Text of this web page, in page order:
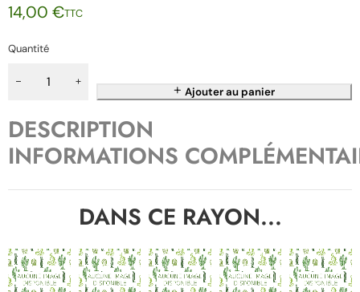
14,00 €TTC
Quantité
Ajouter au panier
DESCRIPTION
INFORMATIONS
DANS CE RAYON...